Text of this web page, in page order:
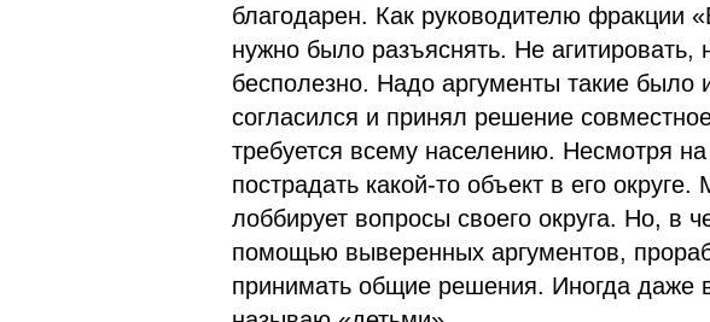
благодарен. Как руководителю фракции
нужно было разъяснять. Не агитировать,
бесполезно. Надо аргументы такие было
согласился и принял решение
требуется всему населению. Несмотря
пострадать какой-то объект в его
лоббирует вопросы своего округа. Но, в
помощью выверенных аргументов,
принимать общие решения. Иногда даже